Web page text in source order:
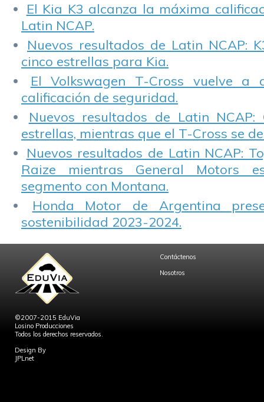
El Kia K3 alcanza la máxima
Latin NCAP.
Nuevos resultados de Latin NCAP:
cinco estrellas para Kia.
El Volkswagen T-Cross vuelve a
calificación de seguridad.
Nuevos resultados de Latin NCAP:
estrellas, mientras que el T-Cross se
Nuevos resultados de Latin NCAP:
Raize mientras General Motors
segmento con Montana.
Honda Motor de Argentina
sostenibilidad 2023-2024.
©2007-2015 EduVia
Losino Producciones
Todos los derechos reservados.
Design By
JPLnet
Contáctenos
Nosotros